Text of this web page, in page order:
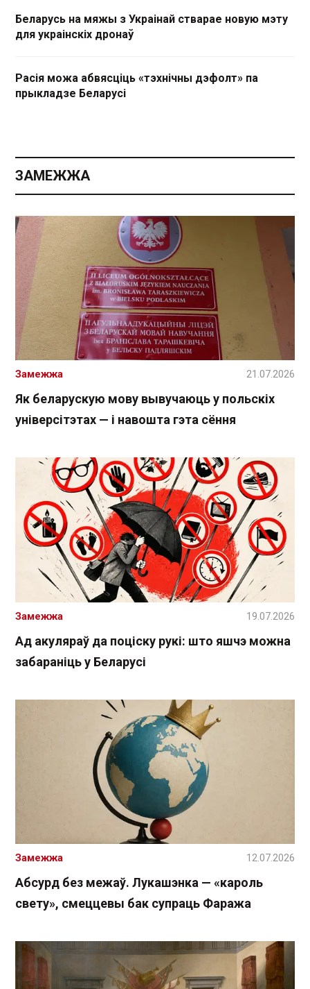
Беларусь на мяжы з Украінай стварае новую мэту
для украінскіх дронаў
Расія можа абвясціць «тэхнічны дэфолт» па
прыкладзе Беларусі
ЗАМЕЖЖА
Як беларускую мову вывучаюць у польскіх
універсітэтах — і навошта гэта сёння
Замежжа 21.07.2026
Ад акуляраў да поціску рукі: што яшчэ можна
забараніць у Беларусі
Замежжа 19.07.2026
Абсурд без межаў. Лукашэнка — «кароль
свету», смеццевы бак супраць Фаража
Замежжа 12.07.2026